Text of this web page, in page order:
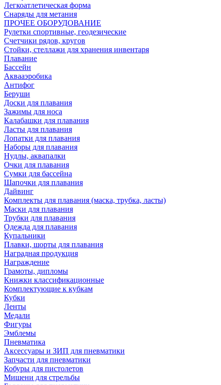
Легкоатлетическая форма
Снаряды для метания
ПРОЧЕЕ ОБОРУДОВАНИЕ
Рулетки спортивные, геодезические
Счетчики рядов, кругов
Стойки, стеллажи для хранения инвентаря
Плавание
Бассейн
Аквааэробика
Антифог
Беруши
Доски для плавания
Зажимы для носа
Калабашки для плавания
Ласты для плавания
Лопатки для плавания
Наборы для плавания
Нудлы, аквапалки
Очки для плавания
Сумки для бассейна
Шапочки для плавания
Дайвинг
Комплекты для плавания (маска, трубка, ласты)
Маски для плавания
Трубки для плавания
Одежда для плавания
Купальники
Плавки, шорты для плавания
Наградная продукция
Награждение
Грамоты, дипломы
Книжки классификационные
Комплектующие к кубкам
Кубки
Ленты
Медали
Фигуры
Эмблемы
Пневматика
Аксессуары и ЗИП для пневматики
Запчасти для пневматики
Кобуры для пистолетов
Мишени для стрельбы